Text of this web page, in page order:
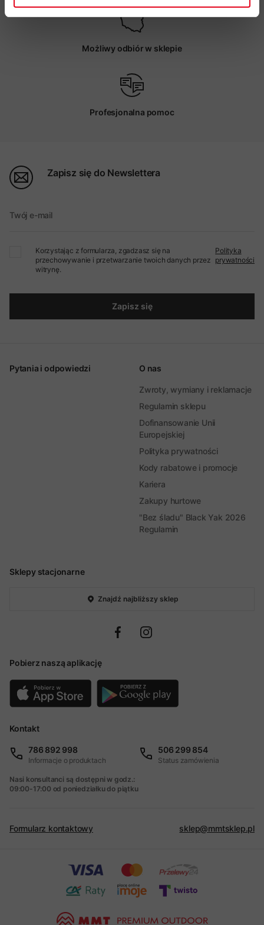
Możliwy odbiór w sklepie
Profesjonalna pomoc
Zapisz się do Newslettera
Twój e-mail
Korzystając z formularza, zgadzasz się na
przechowywanie i przetwarzanie twoich danych przez
witrynę.
Polityka
prywatności
Zapisz się
Sklepy stacjonarne
Znajdź najbliższy sklep
Pobierz naszą aplikację
Pytania i odpowiedzi O nas
Zwroty, wymiany i reklamacje
Regulamin sklepu
Dofinansowanie Unii
Europejskiej
Polityka prywatności
Kody rabatowe i promocje
Kariera
Zakupy hurtowe
"Bez śladu" Black Yak 2026
Regulamin
Kontakt
786 892 998
Informacje o produktach
506 299 854
Status zamówienia
Nasi konsultanci są dostępni w godz.:
09:00-17:00 od poniedziałku do piątku
Formularz kontaktowy sklep@mmtsklep.pl